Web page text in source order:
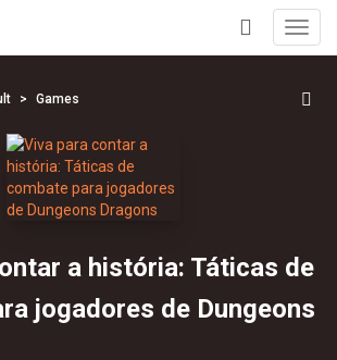
+
Games
a história: Táticas de
jogadores de Dungeons